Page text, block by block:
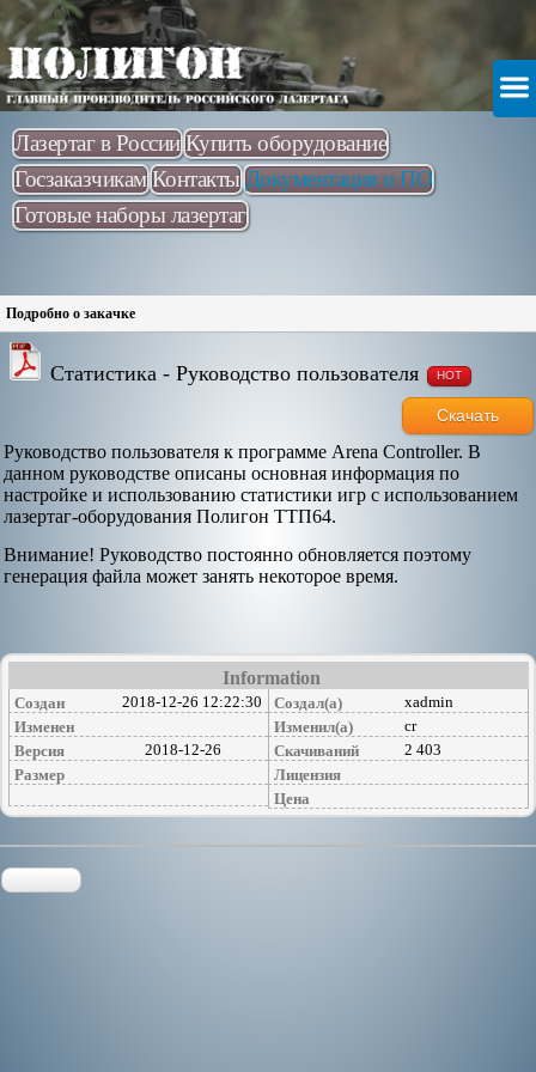
Лазертаг в России Купить оборудование
Госзаказчикам Контакты Документация и ПО
Готовые наборы лазертаг
Подробно о закачке
Статистика - Руководство пользователя HOT
Скачать
Руководство пользователя к программе Arena Controller. В
данном руководстве описаны основная информация по
настройке и использованию статистики игр с использованием
лазертаг-оборудования Полигон ТТП64.
Внимание! Руководство постоянно обновляется поэтому
генерация файла может занять некоторое время.
Information
Создан
2018-12-26 12:22:30
Изменен
Версия
2018-12-26
Размер
Создал(а)
xadmin
Изменил(а)
cr
Скачиваний
2 403
Лицензия
Цена